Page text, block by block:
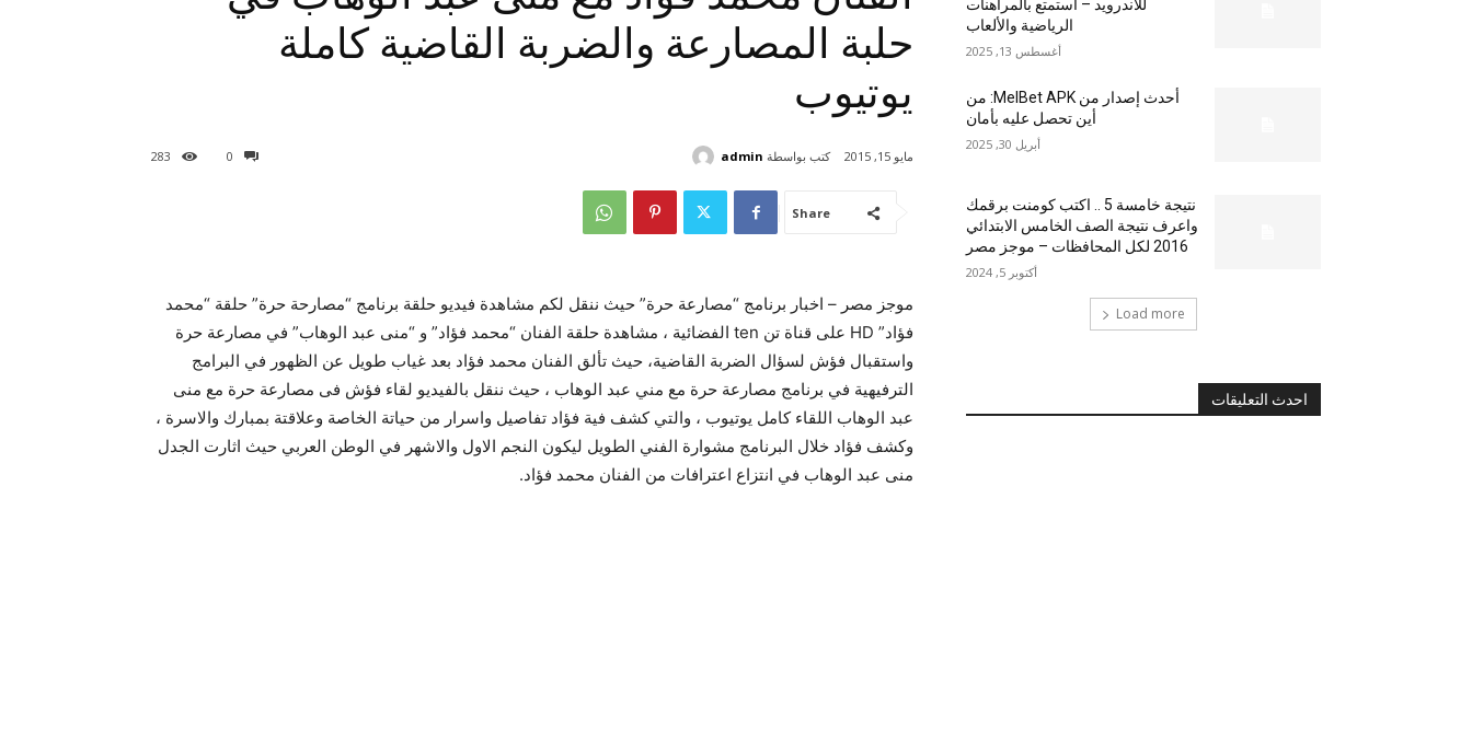
حلبة المصارعة والضربة القاضية كاملة
يوتيوب
0
283 مايو 15, 2015 كتب بواسطة admin
Share
موجز مصر – اخبار برنامج “مصارعة حرة” حيث ننقل لكم مشاهدة فيديو حلقة برنامج “مصارحة حرة” حلقة “محمد
فؤاد” HD على قناة تن ten الفضائية ، مشاهدة حلقة الفنان “محمد فؤاد” و “منى عبد الوهاب” في مصارعة حرة
واستقبال فؤش لسؤال الضربة القاضية، حيث تألق الفنان محمد فؤاد بعد غياب طويل عن الظهور في البرامج
الترفيهية في برنامج مصارعة حرة مع مني عبد الوهاب ، حيث ننقل بالفيديو لقاء فؤش فى مصارعة حرة مع منى
عبد الوهاب اللقاء كامل يوتيوب ، والتي كشف فية فؤاد تفاصيل واسرار من حياتة الخاصة وعلاقتة بمبارك والاسرة ،
وكشف فؤاد خلال البرنامج مشوارة الفني الطويل ليكون النجم الاول والاشهر في الوطن العربي حيث اثارت الجدل
منى عبد الوهاب في انتزاع اعترافات من الفنان محمد فؤاد.
للاندرويد – استمتع بالمراهنات
الرياضية والألعاب
أغسطس 13, 2025
أحدث إصدار من MelBet APK: من
أين تحصل عليه بأمان
أبريل 30, 2025
نتيجة خامسة 5 .. اكتب كومنت برقمك
واعرف نتيجة الصف الخامس الابتدائي
2016 لكل المحافظات – موجز مصر
أكتوبر 5, 2024
Load more
احدث التعليقات